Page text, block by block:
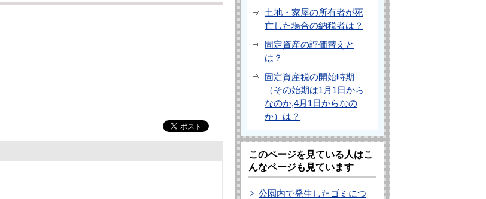
土地・家屋の所有者が死
亡した場合の納税者は？
固定資産の評価替えと
は？
固定資産税の開始時期
（その始期は1月1日から
なのか,4月1日からなの
か）は？
このページを見ている人はこ
んなページも見ています
公園内で発生したゴミにつ